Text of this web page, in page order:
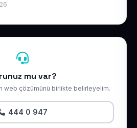
mu var?
web çözümünü birlikte belirleyelim.
444 0 947